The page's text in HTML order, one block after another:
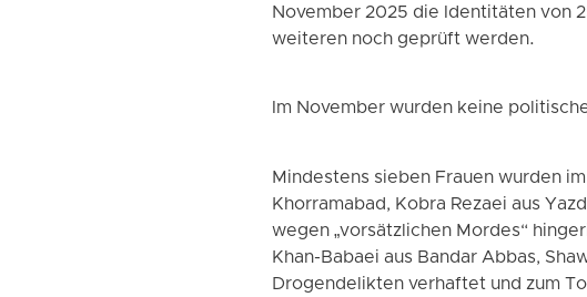
November 2025 die Identitäten von
weiteren noch geprüft werden.
Im November wurden keine
Mindestens sieben Frauen wurden
Khorramabad, Kobra Rezaei aus
wegen „vorsätzlichen Mordes“
Khan-Babaei aus Bandar Abbas,
Drogendelikten verhaftet und zum